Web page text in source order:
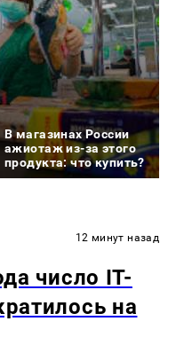
В магазинах России
ажиотаж из-за этого
продукта: что купить?
12 минут назад
число IT-
на